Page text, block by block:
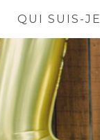
QUI SUIS-JE